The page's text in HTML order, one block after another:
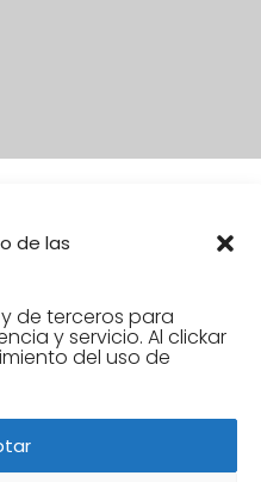
de las
de terceros para
y servicio. Al clickar
del uso de